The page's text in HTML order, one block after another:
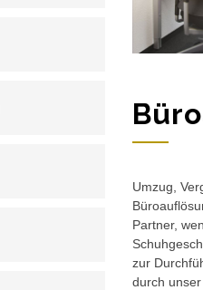
Umzug,
Partner,
zur
durch